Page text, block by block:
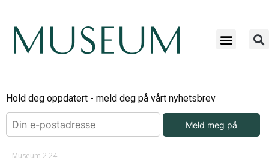
Hold deg oppdatert - meld deg på vårt nyhetsbrev
Meld meg på
Museum 2 24